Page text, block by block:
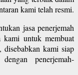
kami telah resmi.
jasa penerjemah
kami untuk membuat
disebabkan kami siap
penerjemah-